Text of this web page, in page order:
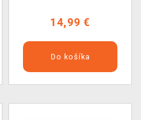
14,99 €
Do košíka